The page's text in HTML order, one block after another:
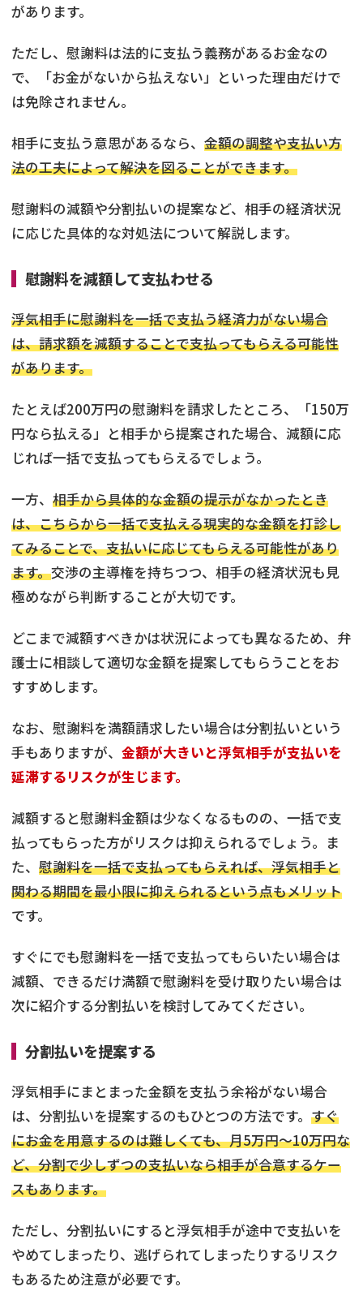
があります。
ただし、慰謝料は法的に支払う義務があるお金なの
で、「お金がないから払えない」といった理由だけで
は免除されません。
相手に支払う意思があるなら、 金額の調整や支払い方
法の工夫によって解決を図ることができます。
慰謝料の減額や分割払いの提案など、相手の経済状況
に応じた具体的な対処法について解説します。
慰謝料を減額して支払わせる
浮気相手に慰謝料を一括で支払う経済力がない場合
は、請求額を減額することで支払ってもらえる可能性
があります。
たとえば200万円の慰謝料を請求したところ、「150万
円なら払える」と相手から提案された場合、減額に応
じれば一括で支払ってもらえるでしょう。
一方、 相手から具体的な金額の提示がなかったとき
は、こちらから一括で支払える現実的な金額を打診し
てみることで、支払いに応じてもらえる可能性があり
ます。交渉の主導権を持ちつつ、相手の経済状況も見
極めながら判断することが大切です。
どこまで減額すべきかは状況によっても異なるため、弁
護士に相談して適切な金額を提案してもらうことをお
すすめします。
なお、慰謝料を満額請求したい場合は分割払いという
手もありますが、 金額が大きいと浮気相手が支払いを
延滞するリスクが生じます。
減額すると慰謝料金額は少なくなるものの、一括で支
払ってもらった方がリスクは抑えられるでしょう。ま
た、 慰謝料を一括で支払ってもらえれば、浮気相手と
関わる期間を最小限に抑えられるという点もメリット
です。
すぐにでも慰謝料を一括で支払ってもらいたい場合は
減額、できるだけ満額で慰謝料を受け取りたい場合は
次に紹介する分割払いを検討してみてください。
分割払いを提案する
浮気相手にまとまった金額を支払う余裕がない場合
は、分割払いを提案するのもひとつの方法です。 すぐ
にお金を用意するのは難しくても、月5万円〜10万円な
ど、分割で少しずつの支払いなら相手が合意するケー
スもあります。
ただし、分割払いにすると浮気相手が途中で支払いを
やめてしまったり、逃げられてしまったりするリスク
もあるため注意が必要です。